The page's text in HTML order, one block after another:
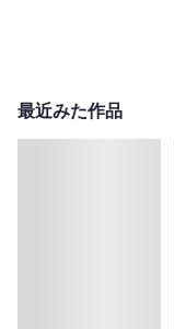
最近みた作品